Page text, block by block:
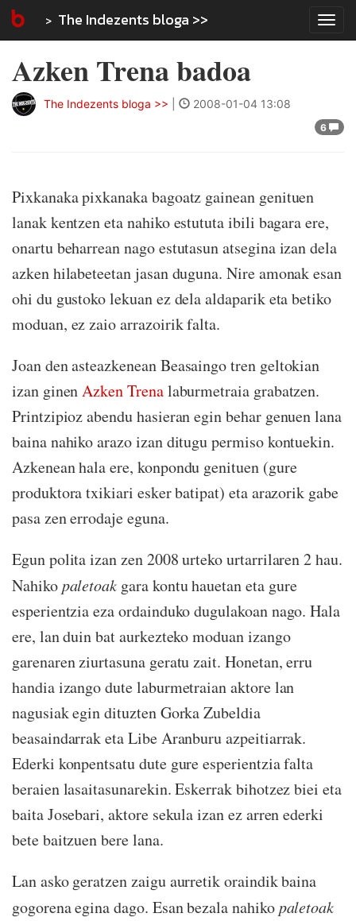
The Indezents bloga >>
Azken Trena badoa
The Indezents bloga >> 2008-01-04 13:08
6
Pixkanaka pixkanaka bagoatz gainean genituen
lanak kentzen eta nahiko estututa ibili bagara ere,
onartu beharrean nago estutasun atsegina izan dela
azken hilabeteetan jasan duguna. Nire amonak esan
ohi du gustoko lekuan ez dela aldaparik eta betiko
moduan, ez zaio arrazoirik falta.
Joan den asteazkenean Beasaingo tren geltokian
izan ginenAzken Trenalaburmetraia grabatzen.
Printzipioz abendu hasieran egin behar genuen lana
baina nahiko arazo izan ditugu permiso kontuekin.
Azkenean hala ere, konpondu genituen (gure
produktora txikiari esker batipat) eta arazorik gabe
pasa zen errodaje eguna.
Egun polita izan zen 2008 urteko urtarrilaren 2 hau.
Nahikopaletoak gara kontu hauetan eta gure
esperientzia eza ordainduko dugulakoan nago. Hala
ere, lan duin bat aurkezteko moduan izango
garenaren ziurtasuna geratu zait. Honetan, erru
handia izango dute laburmetraian aktore lan
nagusiak egin dituzten Gorka Zubeldia
beasaindarrak eta Libe Aranburu azpeitiarrak.
Ederki konpentsatu dute gure esperientzia falta
beraien lasaitasunarekin. Eskerrak bihotzez biei eta
baita Josebari, aktore sekula izan ez arren ederki
bete baitzuen bere lana.
Lan asko geratzen zaigu aurretik oraindik baina
gogorena egina dago. Esan bezala nahikopaletoak